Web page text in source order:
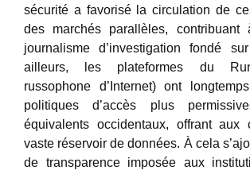
sécurité a favorisé la circulation de
des marchés parallèles, contribuant
journalisme d’investigation fondé
ailleurs, les plateformes du
russophone d’Internet) ont
politiques d’accès plus
équivalents occidentaux, offrant aux
vaste réservoir de données. À cela
de transparence imposée aux